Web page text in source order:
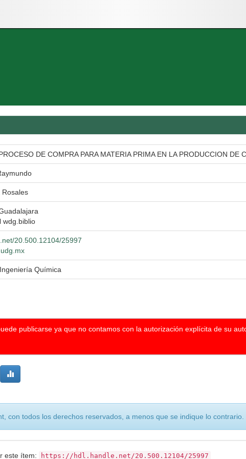
DE COMPRA PARA MATERIA PRIMA EN LA PRODUCCION DE
Rosales
wdg.biblio
20.500.12104/25997
Química
publicarse ya que no contamos con la autorización explícita de su
con todos los derechos reservados, a menos que se indique lo contrario.
este ítem: https://hdl.handle.net/20.500.12104/25997